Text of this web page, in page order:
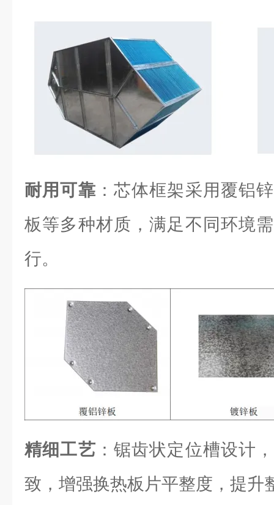
耐用可靠 ：芯体框架采用覆铝
板等多种材质，满足不同环境
行。
精细工艺 ：锯齿状定位槽设计
致，增强换热板片平整度，提升